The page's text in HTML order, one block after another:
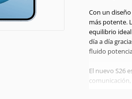
Con un
más potente.
equilibrio
día a día
fluido
El nuevo S26